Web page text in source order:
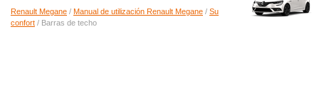
Renault Megane / Manual de utilización Renault Megane / Su
confort / Barras de techo